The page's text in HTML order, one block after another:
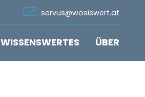
servus@wosiswert.at
WISSENSWERTES ÜBER